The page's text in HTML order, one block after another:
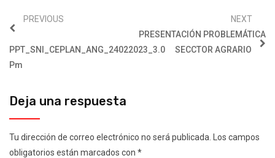
PREVIOUS
PPT_SNI_CEPLAN_ANG_24022023_3.0
Pm
NEXT
PRESENTACIÓN PROBLEMÁTICA
SECCTOR AGRARIO
Deja una respuesta
Tu dirección de correo electrónico no será publicada.
Los campos
obligatorios están marcados con *